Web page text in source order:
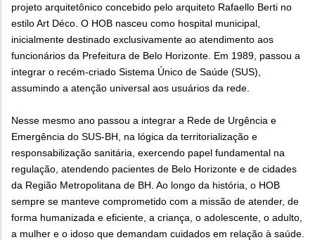
projeto arquitetônico concebido pelo arquiteto Rafaello Berti no
estilo Art Déco. O HOB nasceu como hospital municipal,
inicialmente destinado exclusivamente ao atendimento aos
funcionários da Prefeitura de Belo Horizonte. Em 1989, passou a
integrar o recém-criado Sistema Único de Saúde (SUS),
assumindo a atenção universal aos usuários da rede.
Nesse mesmo ano passou a integrar a Rede de Urgência e
Emergência do SUS-BH, na lógica da territorialização e
responsabilização sanitária, exercendo papel fundamental na
regulação, atendendo pacientes de Belo Horizonte e de cidades
da Região Metropolitana de BH. Ao longo da história, o HOB
sempre se manteve comprometido com a missão de atender, de
forma humanizada e eficiente, a criança, o adolescente, o adulto,
a mulher e o idoso que demandam cuidados em relação à saúde.